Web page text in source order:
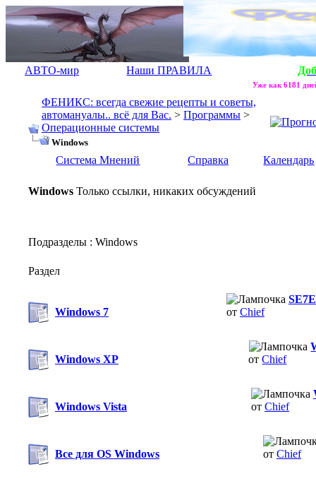
АВТО-мир Наши ПРАВИЛА
Уже как 6181
ФЕНИКС: всегда свежие рецепты и советы,
автомануалы.. всё для Вас. > Программы >
Операционные системы
Windows
Система Мнений Справка Календарь
Windows Только ссылки, никаких обсуждений
Подразделы : Windows
Раздел
Windows 7
от Chief
Windows XP
отChief
Windows Vista
от Chief
Все для OS Windows от Chief